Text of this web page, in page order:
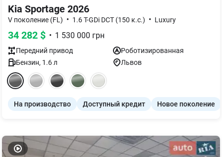
Kia Sportage 2026
V поколение (FL) • 1.6 T-GDi DCT (150 к.с.) • Luxury
34 282 $ • 1 530 000 грн
Передний привод
Роботизированная
Бензин, 1.6л Львов
На производство Доступный кредит Новое поколение